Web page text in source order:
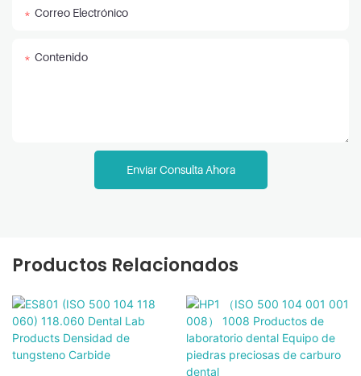
Correo Electrónico
Contenido
Enviar Consulta Ahora
Productos Relacionados